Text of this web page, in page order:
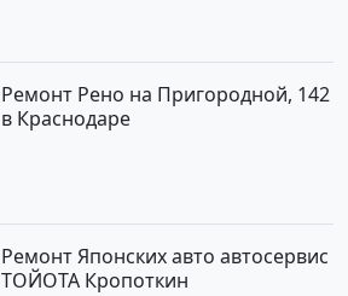
Ремонт Рено на Пригородной, 142
в Краснодаре
Ремонт Японских авто автосервис
ТОЙОТА Кропоткин